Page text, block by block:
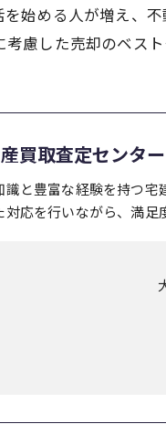
始める人が増え、
慮した売却のベス
買取査定センター
識と豊富な経験を持つ宅
対応を行いながら、満足